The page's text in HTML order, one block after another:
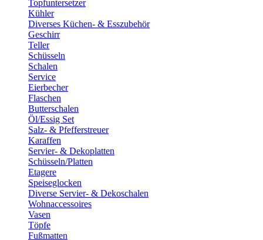
Topfuntersetzer
Kühler
Diverses Küchen- & Esszubehör
Geschirr
Teller
Schüsseln
Schalen
Service
Eierbecher
Flaschen
Butterschalen
Öl/Essig Set
Salz- & Pfefferstreuer
Karaffen
Servier- & Dekoplatten
Schüsseln/Platten
Etagere
Speiseglocken
Diverse Servier- & Dekoschalen
Wohnaccessoires
Vasen
Töpfe
Fußmatten